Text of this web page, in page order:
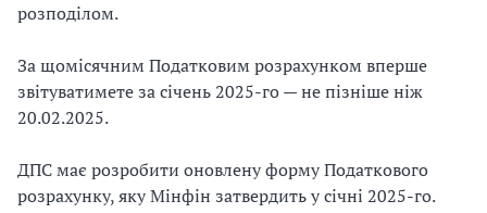
розподілом.
За щомісячним Податковим розрахунком вперше
звітуватимете за січень 2025-го — не пізніше ніж
20.02.2025.
ДПС має розробити оновлену форму Податкового
розрахунку, яку Мінфін затвердить у січні 2025-го.